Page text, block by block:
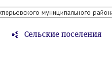
муниципального
Сельские поселения